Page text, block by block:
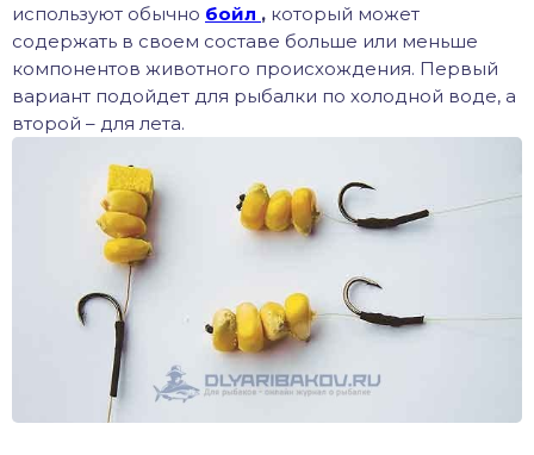
используют обычно бойл , который может
содержать в своем составе больше или меньше
компонентов животного происхождения. Первый
вариант подойдет для рыбалки по холодной воде, а
второй – для лета.